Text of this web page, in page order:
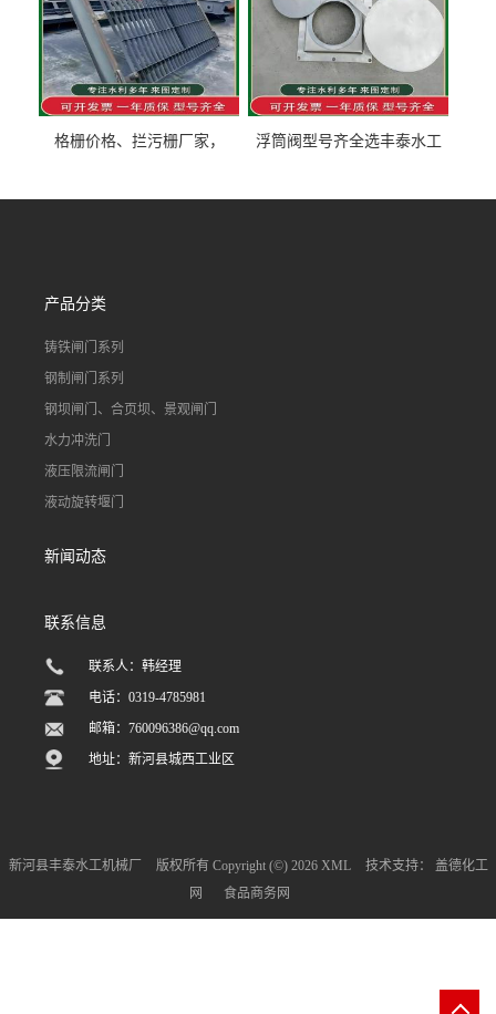
格栅价格、拦污栅厂家，
浮筒阀型号齐全选丰泰水工
道水库电站污水处理钢制闸
产品分类
铸铁闸门系列
钢制闸门系列
钢坝闸门、合页坝、景观闸门
水力冲洗门
液压限流闸门
液动旋转堰门
新闻动态
联系信息
联系人：韩经理
电话：0319-4785981
邮箱：760096386@qq.com
地址：新河县城西工业区
新河县丰泰水工机械厂 版权所有 Copyright (©) 2026 XML 技术支持：
盖德化工
网
食品商务网